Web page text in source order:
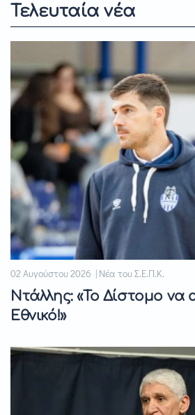
Τελευταία νέα
02 Αυγούστου 2026 | Νέα του Σ.Ε.Π.Κ.
Ντάλλης: «Το Δίστομο να
Εθνικό!»